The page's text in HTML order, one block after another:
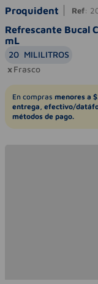
Proquident Ref:
Refrescante Bucal
mL
20 MILILITROS
Frasco
En compras menores a
entrega, efectivo/
métodos de pago.